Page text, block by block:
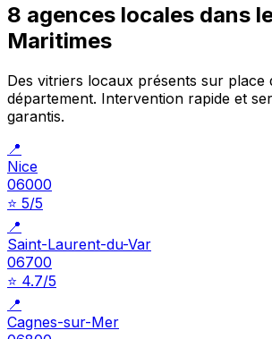
8 agences locales dans
Maritimes
Des vitriers locaux présents sur place
département. Intervention rapide et
garantis.
📍
Nice
06000
⭐ 5/5
📍
Saint-Laurent-du-Var
06700
⭐ 4.7/5
📍
Cagnes-sur-Mer